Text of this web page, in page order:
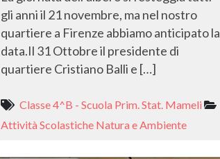
gli anni il 21 novembre, ma nel nostro
quartiere a Firenze abbiamo anticipato la
data.Il 31 Ottobre il presidente di
quartiere Cristiano Balli e […]
Classe 4^B - Scuola Prim. Stat. Mameli
Attività Scolastiche Natura e Ambiente